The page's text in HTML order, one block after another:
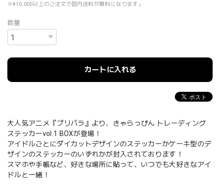
※¥10,000以上のご注文で国内送料が無料になります。
数量
カートに入れる
大人気アニメ『プリパラ』より、きゃらっぴん トレーディング
ステッカーvol.1 BOXが登場！
アイドルごとにダイカットデザインのステッカーかケーキ型のデ
ザインのステッカーのいずれかが封入されております！
スマホや手帳など、好きな場所に貼って、いつでも大好きなアイ
ドルと一緒！